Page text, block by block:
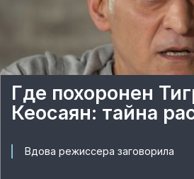
Где похоронен
Кеосаян: тайна
Вдова режиссера заговорила